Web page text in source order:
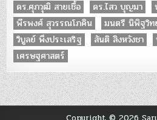
ดร.ศุภวุฒิ สายเชื้อ
ดร.ไสว บุญมา
พีรพงศ์ สุวรรณโภคิน
มนตรี นิพิฐวิท
วิบูลย์ พึงประเสริฐ
สันติ สิงหวังชา
เศรษฐศาสตร์